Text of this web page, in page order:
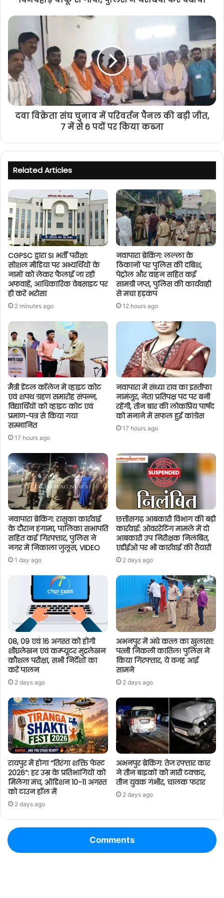
दवा विक्रेता संघ चुनाव में परिवर्तन पैनल की बड़ी जीत,
7 में से 6 पदों पर किया कब्जा
Related Articles
CGPSC द्वारा SI भर्ती परीक्षा:
सोशल मीडिया पर अभ्यर्थियों के
नामों को लेकर फैलाई जा रही
अफवाहें, आधिकारिक वेबसाइट पर
ही करें भरोसा
2 minutes ago
नवापारा ब्रेकिंग: लल्ला के
ठिकानों पर पुलिस की दबिश,
पेट्रोल और वाहन सहित कई
सामग्री जप्त, पुलिस की कार्यवाही
से मचा हड़कंप
12 hours ago
मैत्री डेंटल कॉलेज में व्हाइट कोट
एवं शपथ ग्रहण समारोह संपन्न,
विद्यार्थियों को व्हाइट कोट एवं
प्रमाण-पत्र से किया गया
सम्मानित
17 hours ago
नवापारा में संध्या राव का इस्तीफा
नामंजूर, नेता प्रतिपक्ष पद पर बनी
रहेंगी, तीन बार की लोकप्रिय पार्षद
को मनाने में सफल हुई कांग्रेस
17 hours ago
नवापारा ब्रेकिंग: रासुका कार्रवाई
के दौरान हंगामा, पालिका सभापति
सहित कई गिरफ्तार, पुलिस ने
नगर में निकाला जुलूस, VIDEO
1 day ago
छत्तीसगढ़ आबकारी विभाग की बड़ी
कार्रवाई: ओवररेटिंग मामले में दो
आबकारी उप निरीक्षक निलंबित,
एडीईओ पर भी कार्रवाई की तैयारी
2 days ago
08, 09 एवं 16 अगस्त को होगी
शीघ्रलेखन एवं कम्प्यूटर मुद्रलेखन
कौशल परीक्षा, सभी निर्देशों का
करें पालन
2 days ago
अभनपुर में अंधे कत्ल का खुलासा:
पत्नी निकली कातिल! पुलिस ने
किया गिरफ्तार, ये वजह आई
सामने
2 days ago
रायपुर में होगा “तिरंगा शक्ति फेस्ट
2026”: हर उम्र के प्रतिभागियों को
मिलेगा मंच, ऑडिशन 10-11 अगस्त
को टाउन हॉल में
2 days ago
अभनपुर ब्रेकिंग: तेज रफ्तार कार
ने तीन बाइकों को मारी टक्कर,
तीन युवक गंभीर, चालक फरार
2 days ago
Comments